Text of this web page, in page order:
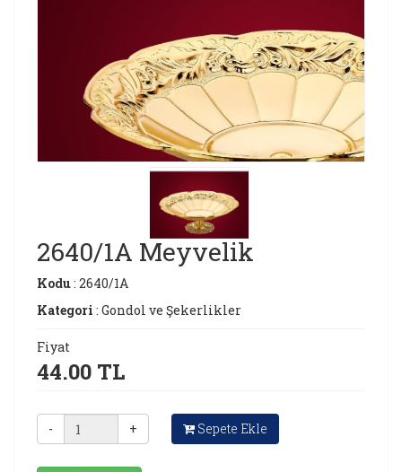
2640/1A Meyvelik
Kodu: 2640/1A
Kategori : Gondol ve Şekerlikler
Fiyat
44.00 TL
- + Sepete Ekle